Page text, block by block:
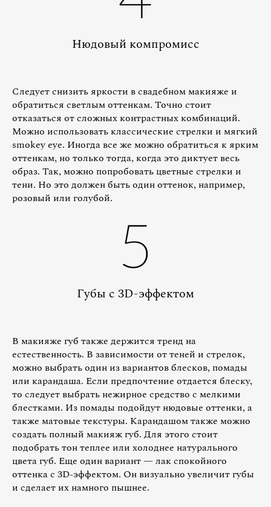
Нюдовый компромисс
Следует снизить яркости в свадебном макияже и
обратиться светлым оттенкам. Точно стоит
отказаться от сложных контрастных комбинаций.
Можно использовать классические стрелки и мягкий
smokey eye. Иногда все же можно обратиться к ярким
оттенкам, но только тогда, когда это диктует весь
образ. Так, можно попробовать цветные стрелки и
тени. Но это должен быть один оттенок, например,
розовый или голубой.
5
Губы с 3D-эффектом
В макияже губ также держится тренд на
естественность. В зависимости от теней и стрелок,
можно выбрать один из вариантов блесков, помады
или карандаша. Если предпочтение отдается блеску,
то следует выбрать нежирное средство с мелкими
блестками. Из помады подойдут нюдовые оттенки, а
также матовые текстуры. Карандашом также можно
создать полный макияж губ. Для этого стоит
подобрать тон теплее или холоднее натурального
цвета губ. Еще один вариант — лак спокойного
оттенка с 3D-эффектом. Он визуально увеличит губы
и сделает их намного пышнее.